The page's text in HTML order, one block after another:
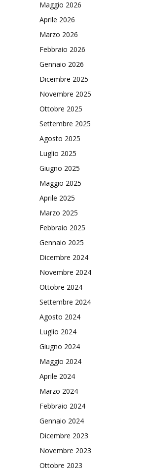
Maggio 2026
Aprile 2026
Marzo 2026
Febbraio 2026
Gennaio 2026
Dicembre 2025
Novembre 2025
Ottobre 2025
Settembre 2025
Agosto 2025
Luglio 2025
Giugno 2025
Maggio 2025
Aprile 2025
Marzo 2025
Febbraio 2025
Gennaio 2025
Dicembre 2024
Novembre 2024
Ottobre 2024
Settembre 2024
Agosto 2024
Luglio 2024
Giugno 2024
Maggio 2024
Aprile 2024
Marzo 2024
Febbraio 2024
Gennaio 2024
Dicembre 2023
Novembre 2023
Ottobre 2023